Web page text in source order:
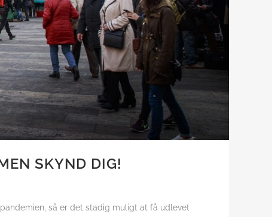
SKYND DIG!
så er det stadig muligt at få udlevet